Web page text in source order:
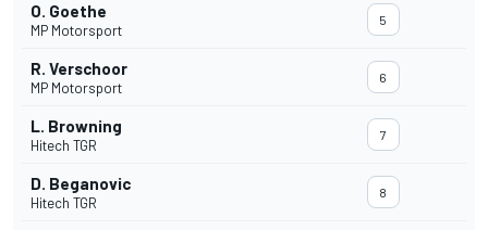
O. Goethe
MP Motorsport
5
R. Verschoor
MP Motorsport
6
L. Browning
Hitech TGR
7
D. Beganovic
Hitech TGR
8